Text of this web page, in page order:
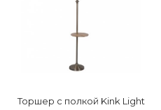
Торшер с полкой Kink Light